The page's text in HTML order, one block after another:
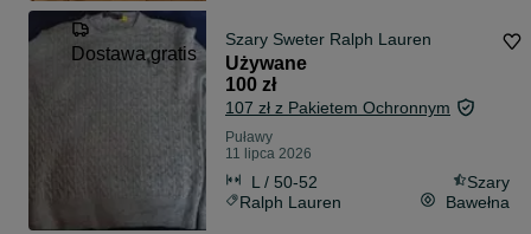
Dostawa gratis
Szary Sweter Ralph Lauren
Używane
100 zł
107 zł z Pakietem Ochronnym
Puławy
11 lipca 2026
L / 50-52
Szary
Ralph Lauren
Bawełna